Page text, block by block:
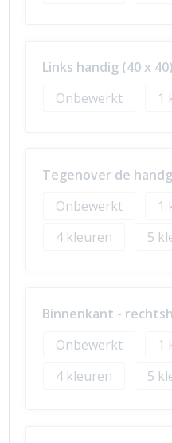
Links handig (40 x 40)
Onbewerkt
1
Tegenover de
Onbewerkt
1
4
5
Binnenkant -
Onbewerkt
1
4
5